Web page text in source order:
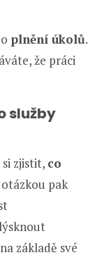
plnění úkolů.
že práci
služby
zjistit, co
pak
základě své